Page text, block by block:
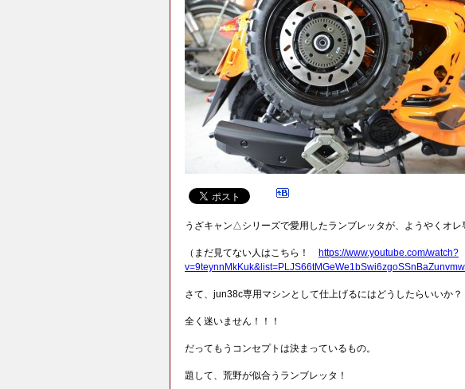
うざキャン△シリーズで愛用したランブレッタが、ようやくオレ
（まだ見てない人はこちら！ https://www.youtube.com/watch?
さて、jun38c専用マシンとして仕上げるにはどうしたらいいか？
全く迷いません！！！
だってもうコンセプトは決まっているもの。
題して、荒野が似合うランブレッタ！